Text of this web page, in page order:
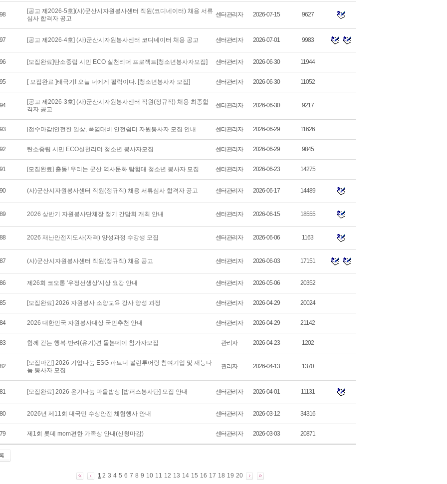
[공고 제2026-5호](사)군산시자원봉사센터 직원(코디네이터) 채용 서류
심사 합격자 공고
센터관리자 2026-07-15 9627
[공고 제2026-4호] (사)군산시자원봉사센터 코디네이터 채용 공고 센터관리자 2026-07-01 9983
[모집완료]탄소중립 시민 ECO 실천리더 프로젝트[청소년봉사자모집] 센터관리자 2026-06-30 11944
[ 모집완료 ]태극기! 오늘 너에게 펄럭이다. [청소년봉사자 모집] 센터관리자 2026-06-30 11052
[공고 제2026-3호] (사)군산시자원봉사센터 직원(정규직) 채용 최종합
격자 공고
센터관리자 2026-06-30 9217
[접수마감]안전한 일상, 폭염대비 안전쉼터 자원봉사자 모집 안내 센터관리자 2026-06-29 11626
탄소중립 시민 ECO실천리더 청소년 봉사자모집 센터관리자 2026-06-29 9845
[모집완료] 출동! 우리는 군산 역사문화 탐험대 청소년 봉사자 모집 센터관리자 2026-06-23 14275
(사)군산시자원봉사센터 직원(정규직) 채용 서류심사 합격자 공고 센터관리자 2026-06-17 14489
2026 상반기 자원봉사단체장 정기 간담회 개최 안내 센터관리자 2026-06-15 18555
2026 재난안전지도사(자격) 양성과정 수강생 모집 센터관리자 2026-06-06 1163
(사)군산시자원봉사센터 직원(정규직) 채용 공고 센터관리자 2026-06-03 17151
제26회 코오롱 '우정선생상'시상 요강 안내 센터관리자 2026-05-06 20352
[모집완료] 2026 자원봉사 소양교육 강사 양성 과정 센터관리자 2026-04-29 20024
2026 대한민국 자원봉사대상 국민추천 안내 센터관리자 2026-04-29 21142
함께 걷는 행복-반려(유기)견 돌봄데이 참가자모집 관리자 2026-04-23 1202
[모집마감] 2026 기업나눔 ESG 파트너 볼런투어링 참여기업 및 재능나
눔 봉사자 모집
관리자 2026-04-13 1370
[모집완료] 2026 온기나눔 마을밥상 [밥퍼스봉사단] 모집 안내 센터관리자 2026-04-01 11131
2026년 제11회 대국민 수상안전 체험행사 안내 센터관리자 2026-03-12 34316
제1회 롯데 mom편한 가족상 안내(신청마감) 센터관리자 2026-03-03 20871
12 3 4 5 6 7 8 9 10 11 12 13 14 15 16 17 18 19 20